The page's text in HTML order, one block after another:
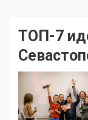
ТОП-7